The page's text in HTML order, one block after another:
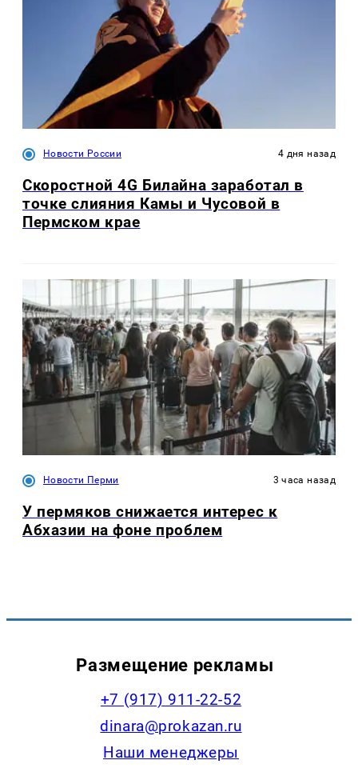
Новости России 4 дня назад
Скоростной 4G Билайна заработал в
точке слияния Камы и Чусовой в
Пермском крае
Новости Перми 3 часа назад
У пермяков снижается интерес к
Абхазии на фоне проблем
Размещение рекламы
+7 (917) 911-22-52
dinara@prokazan.ru
Наши менеджеры